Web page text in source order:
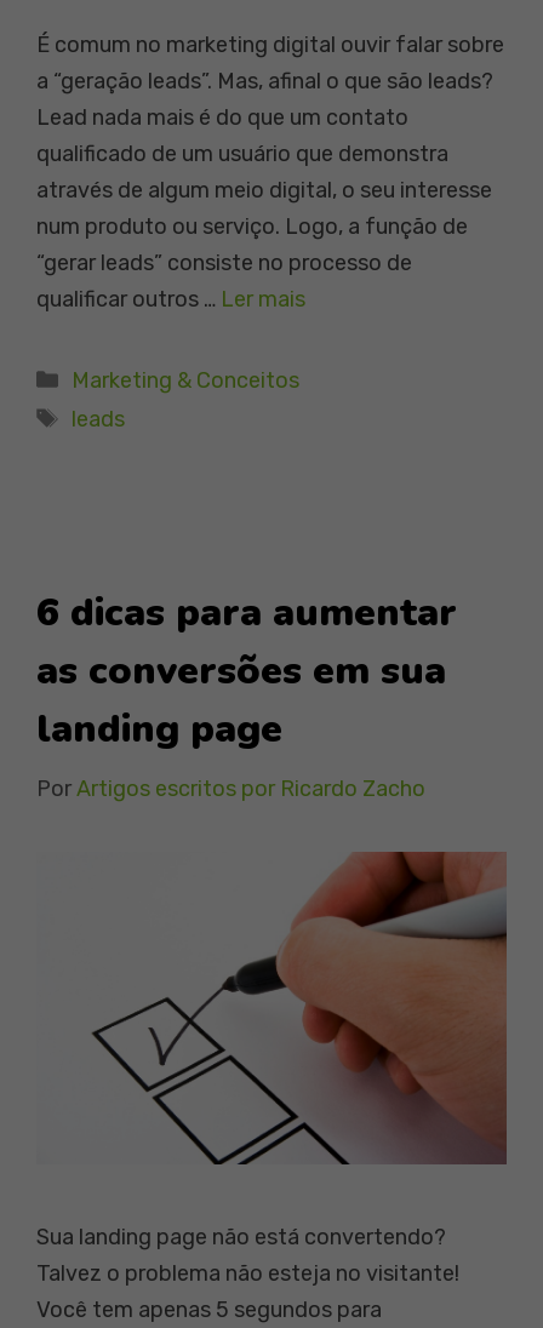
É comum no marketing digital ouvir falar sobre
a “geração leads”. Mas, afinal o que são leads?
Lead nada mais é do que um contato
qualificado de um usuário que demonstra
através de algum meio digital, o seu interesse
num produto ou serviço. Logo, a função de
“gerar leads” consiste no processo de
qualificar outros … Ler mais
Categorias
Marketing & Conceitos
Tags
leads
6 dicas para aumentar
as conversões em sua
landing page
PorArtigos escritos por Ricardo Zacho
Sua landing page não está convertendo?
Talvez o problema não esteja no visitante!
Você tem apenas 5 segundos para